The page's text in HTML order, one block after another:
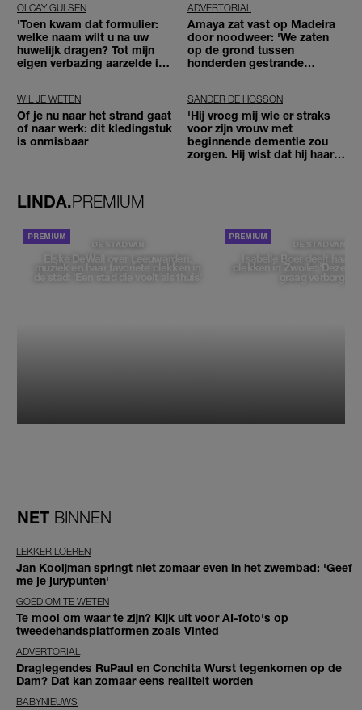
OLCAY GULSEN
'Toen kwam dat formulier:
welke naam wilt u na uw
huwelijk dragen? Tot mijn
eigen verbazing aarzelde ik
ADVERTORIAL
Amaya zat vast op Madeira
door noodweer: 'We zaten
op de grond tussen
honderden gestrande
WIL JE WETEN
Of je nu naar het strand gaat
of naar werk: dit kledingstuk
is onmisbaar
SANDER DE HOSSON
'Hij vroeg mij wie er straks
voor zijn vrouw met
beginnende dementie zou
zorgen. Hij wist dat hij haar
LINDA.PREMIUM
DE STAD VAN
Elske DeWall over Leeuwarden,
muziek en haar favoriete plekken in
de stad: 'Een stad die voelt als thuis'
DE STAD VAN
Isabelle Boer deelt haar
plekken in Zwolle: 'Deze
graag verborgen'
NET BINNEN
LEKKER LOEREN
Jan Kooijman springt niet zomaar even in het zwembad: 'Geef
me je jurypunten'
GOED OM TE WETEN
Te mooi om waar te zijn? Kijk uit voor AI-foto's op
tweedehandsplatformen zoals Vinted
ADVERTORIAL
Draglegendes RuPaul en Conchita Wurst tegenkomen op de
Dam? Dat kan zomaar eens realiteit worden
BABYNIEUWS